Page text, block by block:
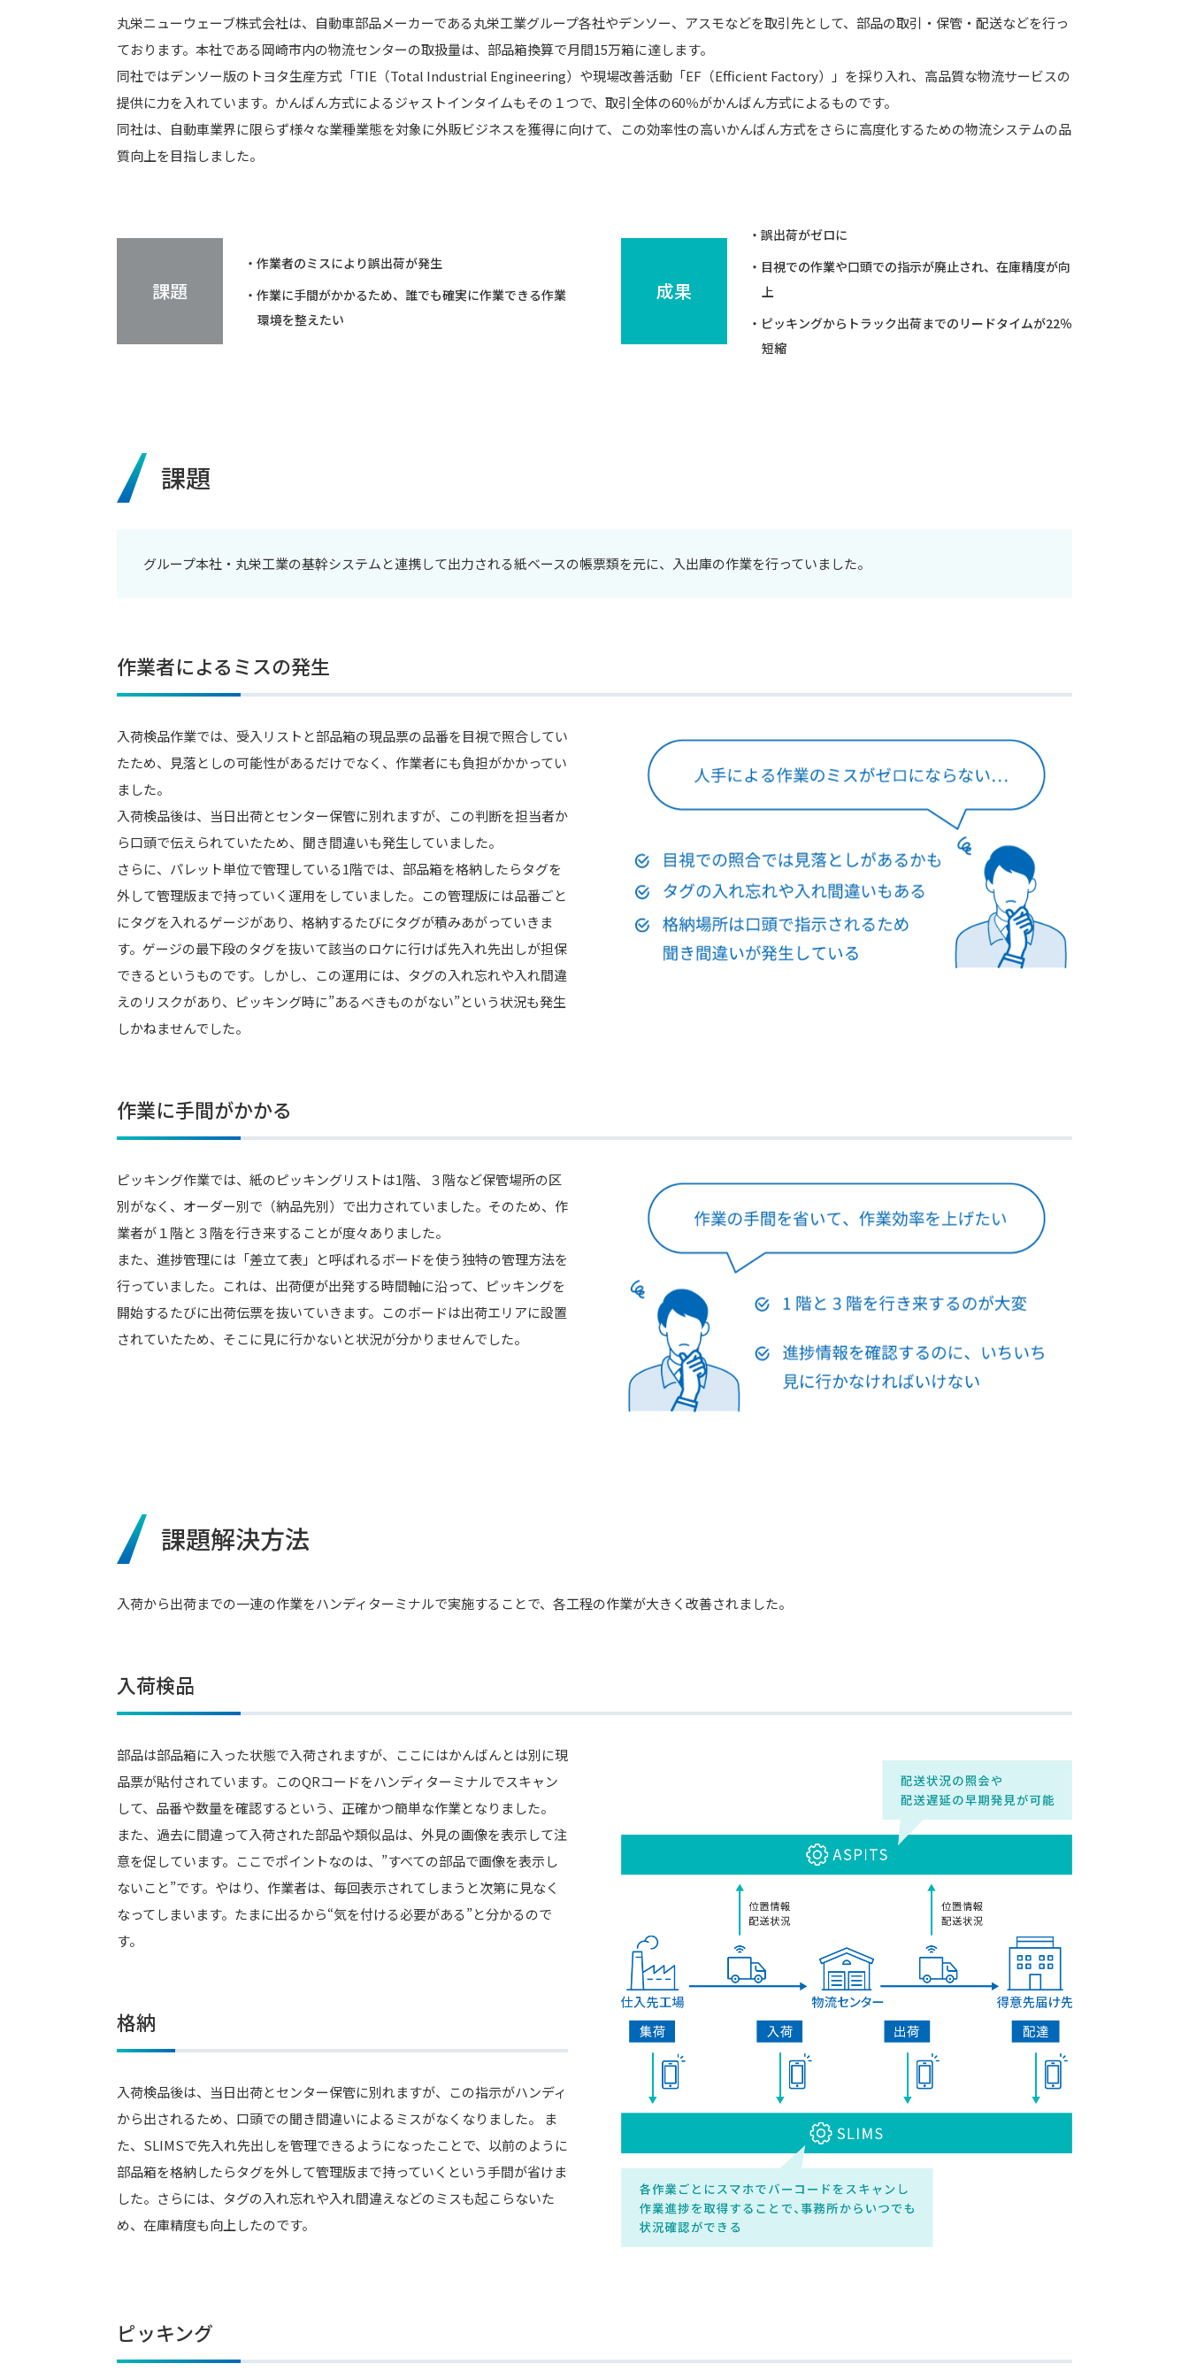
丸栄ニューウェーブ株式会社は、自動車部品メーカーである丸栄工業グループ各社やデンソー、アスモなどを取引先として、部品の取引・保管・配送などを行っ
ております。本社である岡崎市内の物流センターの取扱量は、部品箱換算で月間15万箱に達します。
同社ではデンソー版のトヨタ生産方式「TIE（Total Industrial Engineering）や現場改善活動「EF（Efficient Factory）」を採り入れ、高品質な物流サービスの
提供に力を入れています。かんばん方式によるジャストインタイムもその１つで、取引全体の60％がかんばん方式によるものです。
同社は、自動車業界に限らず様々な業種業態を対象に外販ビジネスを獲得に向けて、この効率性の高いかんばん方式をさらに高度化するための物流システムの品
質向上を目指しました。
課題
・作業者のミスにより誤出荷が発生
・作業に手間がかかるため、誰でも確実に作業できる作業
環境を整えたい
成果
・誤出荷がゼロに
・目視での作業や口頭での指示が廃止され、在庫精度が向
上
・ピッキングからトラック出荷までのリードタイムが22％
短縮
課題
グループ本社・丸栄工業の基幹システムと連携して出力される紙ベースの帳票類を元に、入出庫の作業を行っていました。
作業者によるミスの発生
入荷検品作業では、受入リストと部品箱の現品票の品番を目視で照合してい
たため、見落としの可能性があるだけでなく、作業者にも負担がかかってい
ました。
入荷検品後は、当日出荷とセンター保管に別れますが、この判断を担当者か
ら口頭で伝えられていたため、聞き間違いも発生していました。
さらに、パレット単位で管理している1階では、部品箱を格納したらタグを
外して管理版まで持っていく運用をしていました。この管理版には品番ごと
にタグを入れるゲージがあり、格納するたびにタグが積みあがっていきま
す。ゲージの最下段のタグを抜いて該当のロケに行けば先入れ先出しが担保
できるというものです。しかし、この運用には、タグの入れ忘れや入れ間違
えのリスクがあり、ピッキング時に”あるべきものがない”という状況も発生
しかねませんでした。
作業に手間がかかる
ピッキング作業では、紙のピッキングリストは1階、３階など保管場所の区
別がなく、オーダー別で（納品先別）で出力されていました。そのため、作
業者が１階と３階を行き来することが度々ありました。
また、進捗管理には「差立て表」と呼ばれるボードを使う独特の管理方法を
行っていました。これは、出荷便が出発する時間軸に沿って、ピッキングを
開始するたびに出荷伝票を抜いていきます。このボードは出荷エリアに設置
されていたため、そこに見に行かないと状況が分かりませんでした。
課題解決方法
入荷から出荷までの一連の作業をハンディターミナルで実施することで、各工程の作業が大きく改善されました。
入荷検品
部品は部品箱に入った状態で入荷されますが、ここにはかんばんとは別に現
品票が貼付されています。このQRコードをハンディターミナルでスキャン
して、品番や数量を確認するという、正確かつ簡単な作業となりました。
また、過去に間違って入荷された部品や類似品は、外見の画像を表示して注
意を促しています。ここでポイントなのは、”すべての部品で画像を表示し
ないこと”です。やはり、作業者は、毎回表示されてしまうと次第に見なく
なってしまいます。たまに出るから“気を付ける必要がある”と分かるので
す。
格納
入荷検品後は、当日出荷とセンター保管に別れますが、この指示がハンディ
から出されるため、口頭での聞き間違いによるミスがなくなりました。 ま
た、SLIMSで先入れ先出しを管理できるようになったことで、以前のように
部品箱を格納したらタグを外して管理版まで持っていくという手間が省けま
した。さらには、タグの入れ忘れや入れ間違えなどのミスも起こらないた
め、在庫精度も向上したのです。
ピッキング